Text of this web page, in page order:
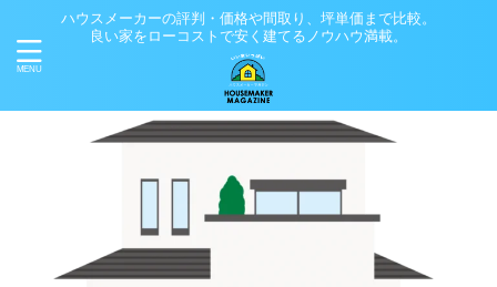
ハウスメーカーの評判・価格や間取り、坪単価まで比較。
良い家をローコストで安く建てるノウハウ満載。